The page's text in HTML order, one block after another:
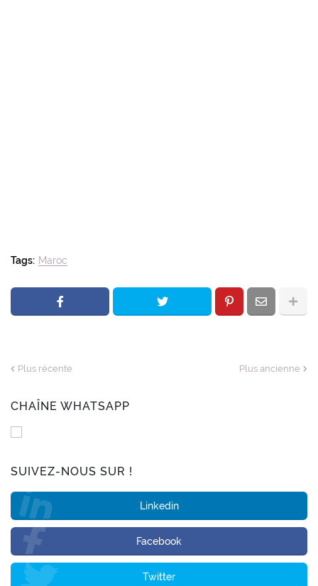
Tags: Maroc
Plus récente Plus ancienne
CHAÎNE WHATSAPP
SUIVEZ-NOUS SUR !
Linkedin
Facebook
Twitter